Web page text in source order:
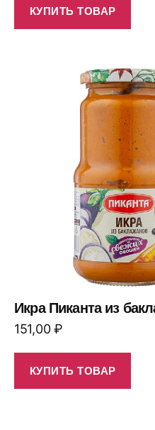
КУПИТЬ ТОВАР
Икра Пиканта из
151,00₽
КУПИТЬ ТОВАР